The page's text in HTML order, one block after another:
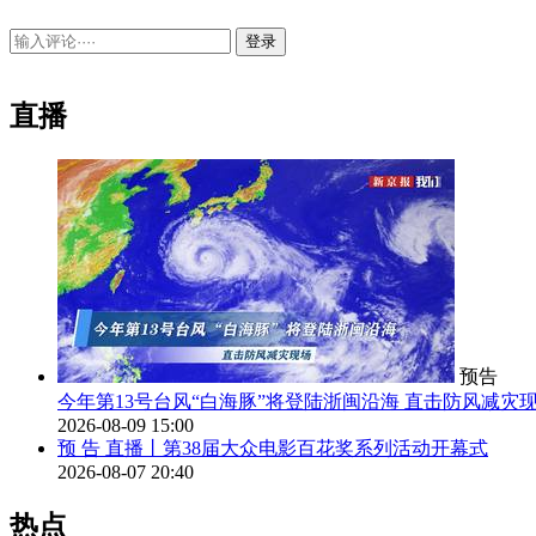
登录
直播
预告
今年第13号台风“白海豚”将登陆浙闽沿海 直击防风减灾
2026-08-09 15:00
预 告 直播丨第38届大众电影百花奖系列活动开幕式
2026-08-07 20:40
热点